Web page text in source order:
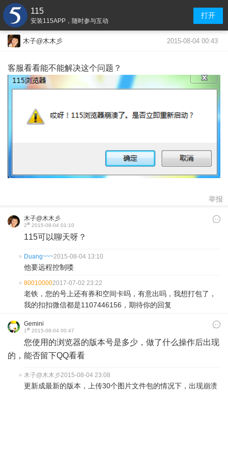
115
安装115APP，随时参与互动
打开
木子@木木彡 2015-08-04 00:43
客服看看能不能解决这个问题？
举报
木子@木木彡
2# 2015-08-04 01:10
115可以聊天呀？
Duang~~~2015-08-04 13:10
他要远程控制喽
800100002017-07-02 23:22
老铁，您的号上还有券和空间卡吗，有意出吗，我想打包了，
我的扣扣微信都是1107446156，期待你的回复
Gemini
1# 2015-08-04 00:47
您使用的浏览器的版本号是多少，做了什么操作后出现
的，能否留下QQ看看
木子@木木彡2015-08-04 23:08
更新成最新的版本，上传30个图片文件包的情况下，出现崩溃